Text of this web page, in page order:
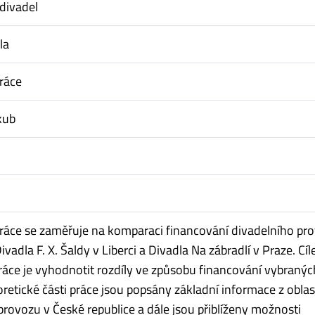
se zaměřuje na komparaci financování divadelního
F. X. Šaldy v Liberci a Divadla Na zábradlí v Praze.
je vyhodnotit rozdíly ve způsobu financování
části práce jsou popsány základní informace z
v České republice a dále jsou přiblíženy možnosti